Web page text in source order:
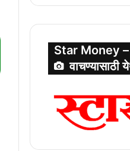
Star Money –
वाचण्यासाठी